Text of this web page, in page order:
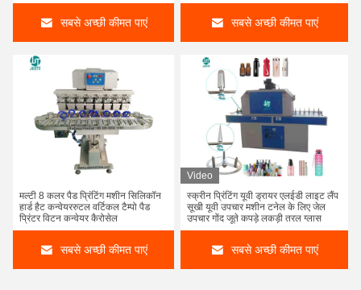
सबसे अच्छी कीमत पाएं सबसे अच्छी कीमत पाएं
मल्टी 8 कलर पैड प्रिंटिंग मशीन सिलिकॉन
हार्ड हैट कन्वेयररुटल वर्टिकल टैम्पो पैड
प्रिंटर विटन कन्वेयर कैरोसेल
सबसे अच्छी कीमत पाएं
Video
स्क्रीन प्रिंटिंग यूवी ड्रायर एलईडी लाइट लैंप
सूखी यूवी उपचार मशीन टनेल के लिए जेल
उपचार गोंद जूते कपड़े लकड़ी तरल ग्लास
सबसे अच्छी कीमत पाएं